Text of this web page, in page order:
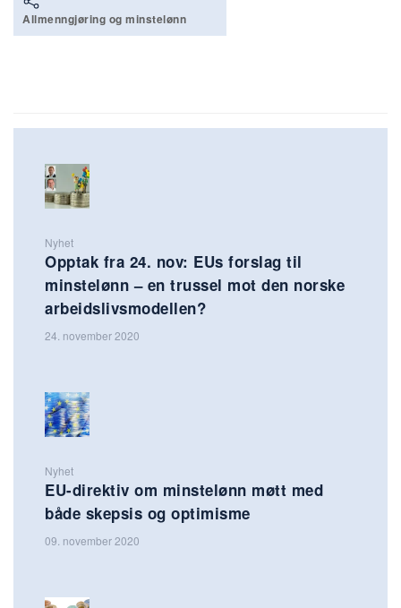
Allmenngjøring og minstelønn
Nyhet
Opptak fra 24. nov: EUs forslag til
minstelønn – en trussel mot den norske
arbeidslivsmodellen?
24. november 2020
Nyhet
EU-direktiv om minstelønn møtt med
både skepsis og optimisme
09. november 2020